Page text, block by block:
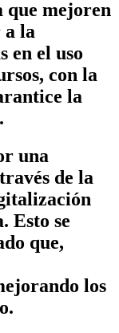
que mejoren
a la
en el uso
con la
la
una
de la
Esto se
que,
los